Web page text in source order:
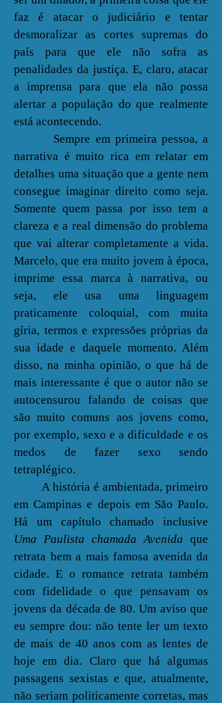
faz é atacar o judiciário e tentar
desmoralizar as cortes supremas do
país para que ele não sofra as
penalidades da justiça. E, claro, atacar
a imprensa para que ela não possa
alertar a população do que realmente
está acontecendo.
Sempre em primeira pessoa, a
narrativa é muito rica em relatar em
detalhes uma situação que a gente nem
consegue imaginar direito como seja.
Somente quem passa por isso tem a
clareza e a real dimensão do problema
que vai alterar completamente a vida.
Marcelo, que era muito jovem à época,
imprime essa marca à narrativa, ou
seja, ele usa uma linguagem
praticamente coloquial, com muita
gíria, termos e expressões próprias da
sua idade e daquele momento. Além
disso, na minha opinião, o que há de
mais interessante é que o autor não se
autocensurou falando de coisas que
são muito comuns aos jovens como,
por exemplo, sexo e a dificuldade e os
medos de fazer sexo sendo
tetraplégico.
A história é ambientada, primeiro
em Campinas e depois em São Paulo.
Há um capítulo chamado inclusive
Uma Paulista chamada Avenida que
retrata bem a mais famosa avenida da
cidade. E o romance retrata também
com fidelidade o que pensavam os
jovens da década de 80. Um aviso que
eu sempre dou: não tente ler um texto
de mais de 40 anos com as lentes de
hoje em dia. Claro que há algumas
passagens sexistas e que, atualmente,
não seriam politicamente corretas, mas